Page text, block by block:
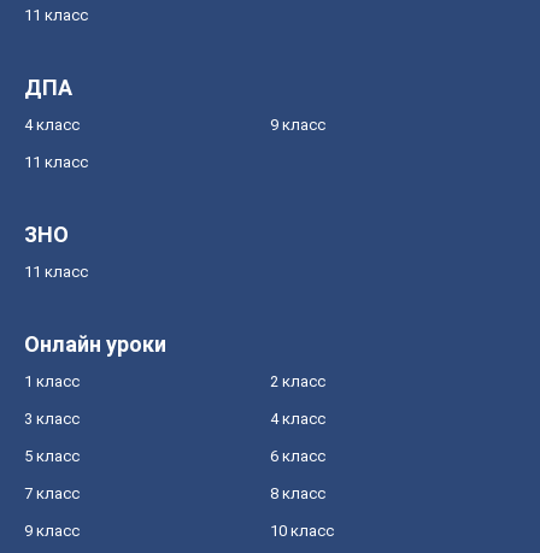
11 класс
ДПА
4 класс 9 класс
11 класс
ЗНО
11 класс
Онлайн уроки
1 класс 2 класс
3 класс 4 класс
5 класс 6 класс
7 класс 8 класс
9 класс 10 класс